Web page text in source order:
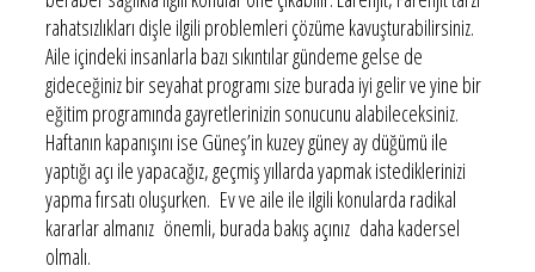
rahatsızlıkları dişle ilgili problemleri çözüme kavuşturabilirsiniz.
Aile içindeki insanlarla bazı sıkıntılar gündeme gelse de
gideceğiniz bir seyahat programı size burada iyi gelir ve yine bir
eğitim programında gayretlerinizin sonucunu alabileceksiniz.
Haftanın kapanışını ise Güneş’in kuzey güney ay düğümü ile
yaptığı açı ile yapacağız, geçmiş yıllarda yapmak istediklerinizi
yapma fırsatı oluşurken. Ev ve aile ile ilgili konularda radikal
kararlar almanız önemli, burada bakış açınız daha kadersel
olmalı.